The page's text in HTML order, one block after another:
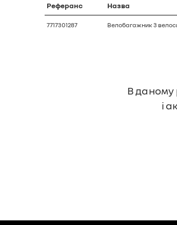
Реферанс Назва
7717301287 Велобагажник 3
В даному
і